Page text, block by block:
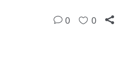
0 0